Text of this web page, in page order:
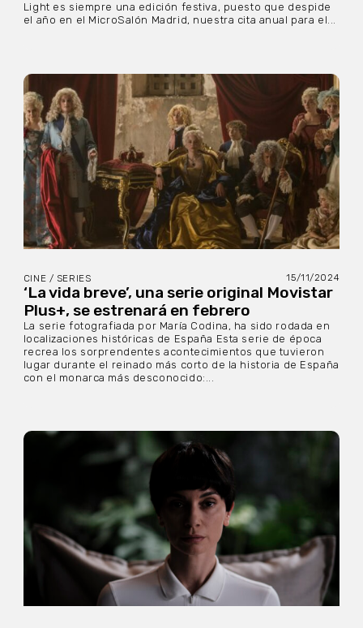
Light es siempre una edición festiva, puesto que despide
el año en el MicroSalón Madrid, nuestra cita anual para el...
CINE / SERIES 15/11/2024
‘La vida breve’, una serie original Movistar
Plus+, se estrenará en febrero
La serie fotografiada por María Codina, ha sido rodada en
localizaciones históricas de España Esta serie de época
recrea los sorprendentes acontecimientos que tuvieron
lugar durante el reinado más corto de la historia de España
con el monarca más desconocido:...